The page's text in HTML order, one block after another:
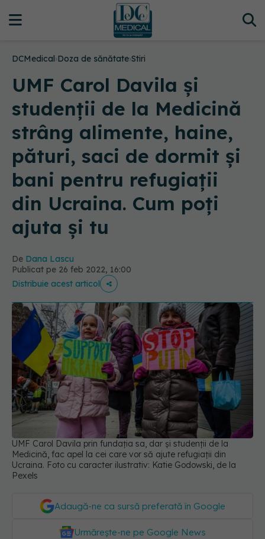
DCMedical›Doza de sănătate›Stiri
UMF Carol Davila și
studenții de la Medicină
strâng alimente, haine,
pături, saci de dormit și
bani pentru refugiații
din Ucraina. Cum poți
ajuta și tu
De Dana Lascu
Publicat pe 26 feb 2022, 16:00
Distribuie acest articol
UMF Carol Davila prin fundația sa, dar și studenții de la
Medicină, fac apel la cei care vor să ajute refugiații din
Ucraina. Foto cu caracter ilustrativ: Katie Godowski, de la
Pexels
Adaugă-ne ca sursă preferată în Google
Urmărește-ne pe Google News